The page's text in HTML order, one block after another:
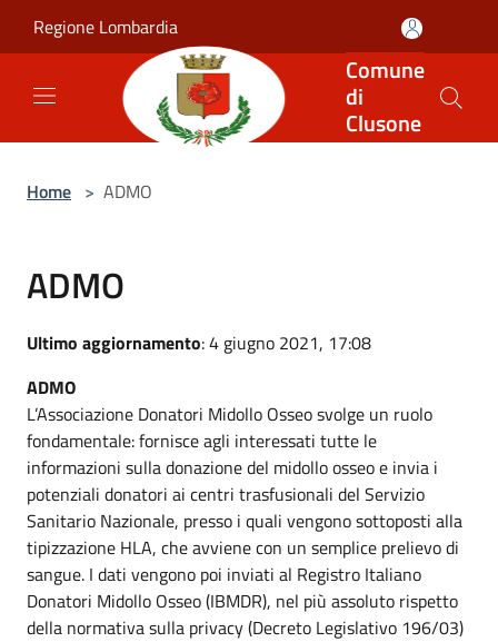
Regione Lombardia
Comune
di
Clusone
Home > ADMO
ADMO
Ultimo aggiornamento: 4 giugno 2021, 17:08
ADMO
L’Associazione Donatori Midollo Osseo svolge un ruolo
fondamentale: fornisce agli interessati tutte le
informazioni sulla donazione del midollo osseo e invia i
potenziali donatori ai centri trasfusionali del Servizio
Sanitario Nazionale, presso i quali vengono sottoposti alla
tipizzazione HLA, che avviene con un semplice prelievo di
sangue. I dati vengono poi inviati al Registro Italiano
Donatori Midollo Osseo (IBMDR), nel più assoluto rispetto
della normativa sulla privacy (Decreto Legislativo 196/03)